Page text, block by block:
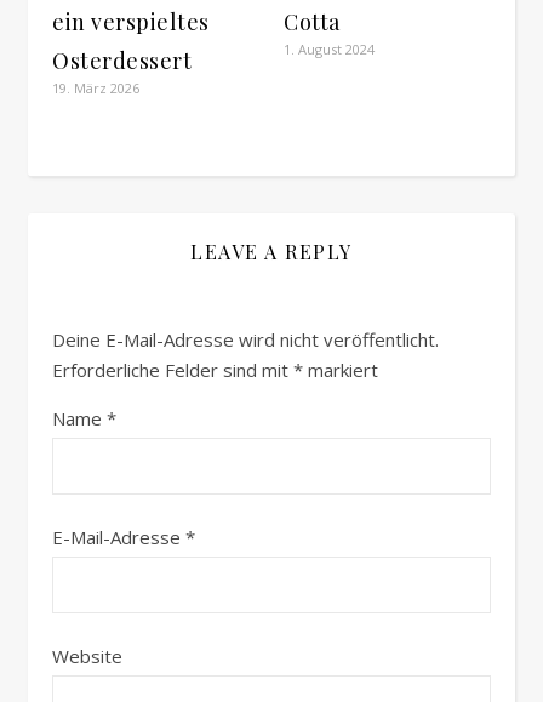
ein verspieltes
Osterdessert
19. März 2026
Cotta
1. August 2024
LEAVE A REPLY
Deine E-Mail-Adresse wird nicht veröffentlicht.
Erforderliche Felder sind mit * markiert
Name *
E-Mail-Adresse *
Website